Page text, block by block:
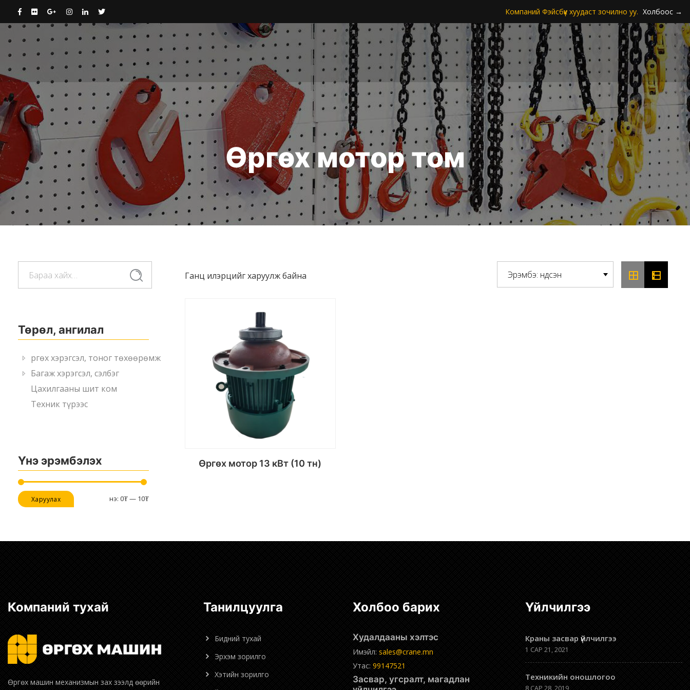
Компаний Фэйсбүүк хуудаст зочилно уу. Холбоос →
Өргөх мотор том
Хайлт
Төрөл, ангилал
Өргөх хэрэгсэл, тоног төхөөрөмж
Багаж хэрэгсэл, сэлбэг
Цахилгааны шит ком
Техник түрээс
Үнэ эрэмбэлэх
Хамгийн
бага
Хамгийн
их
Харуулах Үнэ: 0₮— 10₮
ганц илэрцийг харуулж байна
Өргөх мотор 13 кВт (10 тн)
Компаний тухай
Өргөх машин механизмын зах зээлд өөрийн
Танилцуулга
Бидний тухай
Эрхэм зорилго
Хэтийн зорилго
Холбоо барих
Худалдааны хэлтэс
Имэйл: sales@crane.mn
Утас: 99147521
Засвар, угсралт, магадлан
Үйлчилгээ
Краны засвар үйлчилгээ
1 САР 21, 2021
Техникийн оношлогоо
8 САР 28, 2019